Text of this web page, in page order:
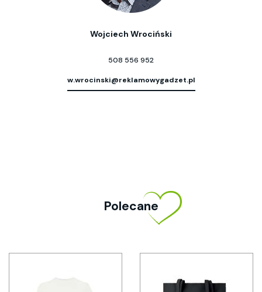
Wojciech Wrociński
508 556 952
w.wrocinski@reklamowygadzet.pl
Polecane